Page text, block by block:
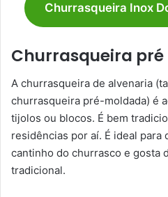
Churrasqueira Inox
Churrasqueira
A churrasqueira de alvenaria
churrasqueira pré-moldada) é
tijolos ou blocos. É bem
residências por aí. É ideal para
cantinho do churrasco e gosta
tradicional.